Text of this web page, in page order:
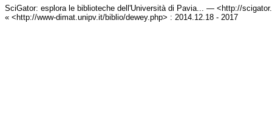
SciGator: esplora le biblioteche dell'Università di Pavia... — <http://
« <http://www-dimat.unipv.it/biblio/dewey.php> : 2014.12.18 - 2017